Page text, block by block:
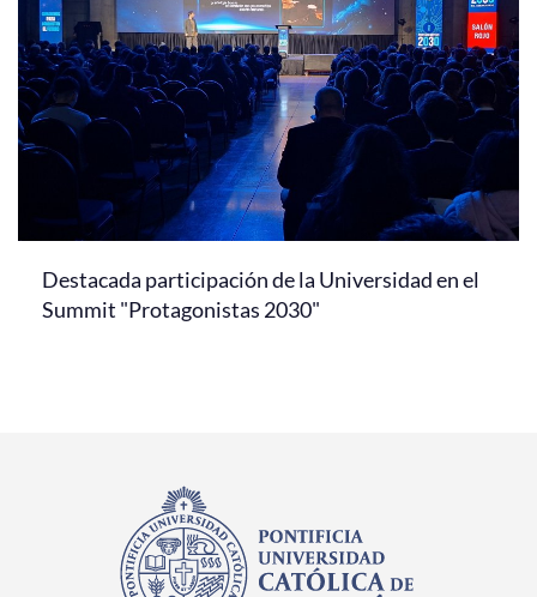
Destacada participación de la Universidad en el
Summit "Protagonistas 2030"